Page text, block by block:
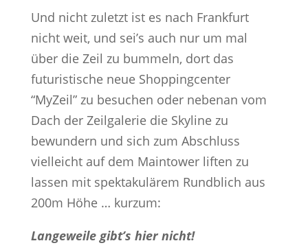
Und nicht zuletzt ist es nach Frankfurt
nicht weit, und sei’s auch nur um mal
über die Zeil zu bummeln, dort das
futuristische neue Shoppingcenter
“MyZeil” zu besuchen oder nebenan vom
Dach der Zeilgalerie die Skyline zu
bewundern und sich zum Abschluss
vielleicht auf dem Maintower liften zu
lassen mit spektakulärem Rundblich aus
200m Höhe … kurzum:
Langeweile gibt’s hier nicht!